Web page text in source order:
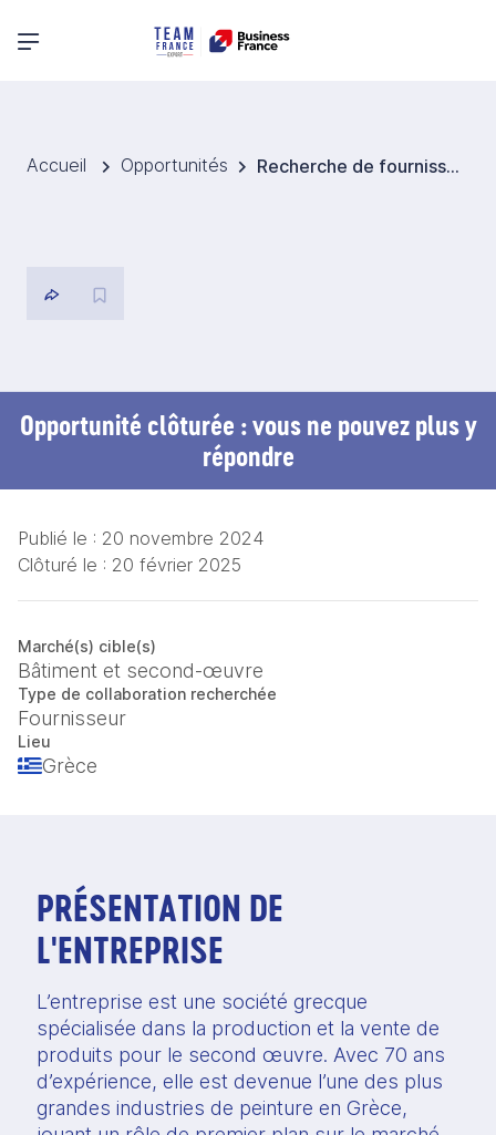
Menu principal
Accueil Opportunités Recherche de fournisseurs de systèmes composites d’isolation thermique externe (ETICS)
Opportunité clôturée : vous ne pouvez plus y
répondre
Publié le : 20 novembre 2024
Clôturé le : 20 février 2025
Marché(s) cible(s)
Bâtiment et second-œuvre
Type de collaboration recherchée
Fournisseur
Lieu
Grèce
PRÉSENTATION DE
L'ENTREPRISE
L’entreprise est une société grecque
spécialisée dans la production et la vente de
produits pour le second œuvre. Avec 70 ans
d’expérience, elle est devenue l’une des plus
grandes industries de peinture en Grèce,